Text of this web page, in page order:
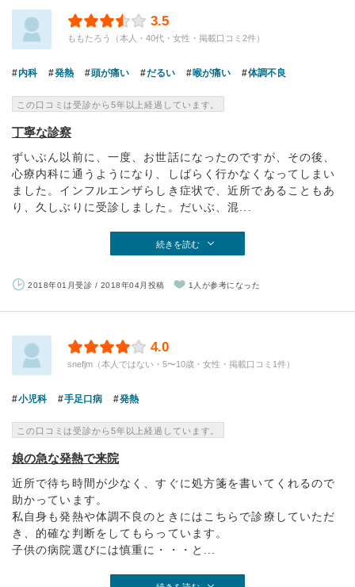
3.5
ももたろう（本人・40代・女性・掲載口コミ2件）
内科 発熱 頭が痛い だるい 喉が痛い 体調不良
この口コミは受診から5年以上経過しています。
丁寧な診察
ずいぶん以前に、一度、お世話になったのですが、その後、
心療内科に通うようになり、しばらく行かなくなってしまい
ました。インフルエンザらしき症状で、近所であることもあ
り、久しぶりに受診しました。だいぶ、混...
続きを読む
2018年01月受診 / 2018年04月投稿 1人が参考になった
4.0
snefjm（本人ではない・5〜10歳・女性・掲載口コミ1件）
小児科 手足口病 発熱
この口コミは受診から5年以上経過しています。
娘の急な発熱で来院
近所で待ち時間が少なく、すぐに処方箋を書いてくれるので
助かっています。
私自身も発熱や体調不良のときにはこちらで診療していただ
き、的確な判断をしてもらっています。
子供の病院選びには慎重に・・・と...